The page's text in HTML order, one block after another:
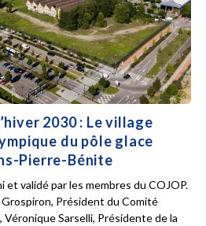
2030 : Le village
du pôle glace
Pierre-Bénite
validé par les membres du COJOP.
Président du Comité
Sarselli, Présidente de la